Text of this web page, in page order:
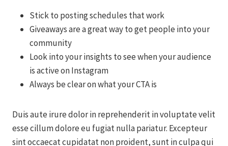
Stick to posting schedules that work
Giveaways are a great way to get people into your
community
Look into your insights to see when your audience
is active on Instagram
Always be clear on what your CTA is
Duis aute irure dolor in reprehenderit in voluptate velit
esse cillum dolore eu fugiat nulla pariatur. Excepteur
sint occaecat cupidatat non proident, sunt in culpa qui